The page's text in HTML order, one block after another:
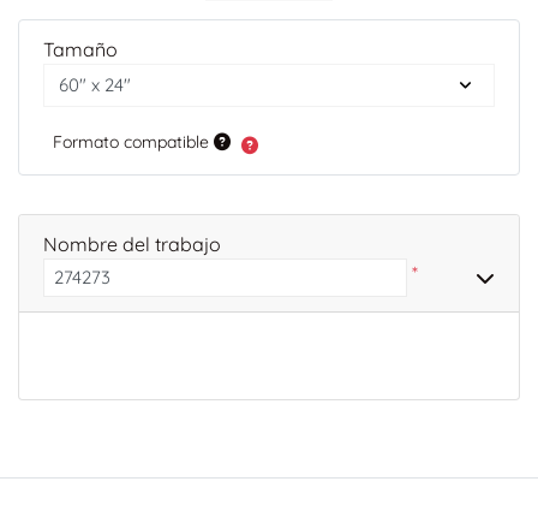
Tamaño
Formato compatible
Nombre del trabajo
*